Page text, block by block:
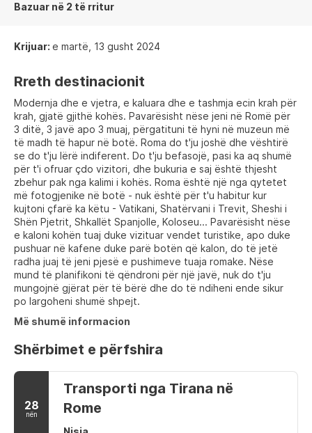
Bazuar në 2 të rritur
Krijuar: e martë, 13 gusht 2024
Rreth destinacionit
Modernja dhe e vjetra, e kaluara dhe e tashmja ecin krah për
krah, gjatë gjithë kohës. Pavarësisht nëse jeni në Romë për
3 ditë, 3 javë apo 3 muaj, përgatituni të hyni në muzeun më
të madh të hapur në botë. Roma do t'ju joshë dhe vështirë
se do t'ju lërë indiferent. Do t'ju befasojë, pasi ka aq shumë
për t'i ofruar çdo vizitori, dhe bukuria e saj është thjesht
zbehur pak nga kalimi i kohës. Roma është një nga qytetet
më fotogjenike në botë - nuk është për t'u habitur kur
kujtoni çfarë ka këtu - Vatikani, Shatërvani i Trevit, Sheshi i
Shën Pjetrit, Shkallët Spanjolle, Koloseu... Pavarësisht nëse
e kaloni kohën tuaj duke vizituar vendet turistike, apo duke
pushuar në kafene duke parë botën që kalon, do të jetë
radha juaj të jeni pjesë e pushimeve tuaja romake. Nëse
mund të planifikoni të qëndroni për një javë, nuk do t'ju
mungojnë gjërat për të bërë dhe do të ndiheni ende sikur
po largoheni shumë shpejt.
Më shumë informacion
Shërbimet e përfshira
28
nën
Transporti nga Tirana në
Rome